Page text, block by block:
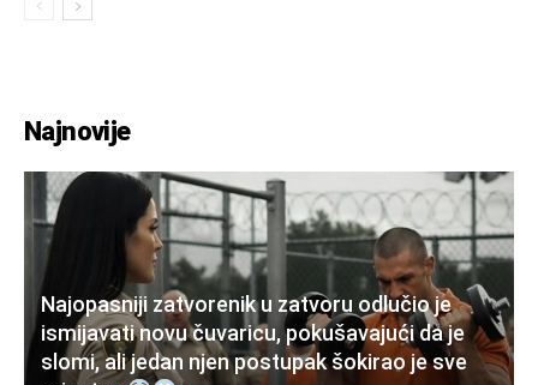
Najnovije
Najopasniji zatvorenik u zatvoru odlučio je
ismijavati novu čuvaricu, pokušavajući da je
slomi, ali jedan njen postupak šokirao je sve